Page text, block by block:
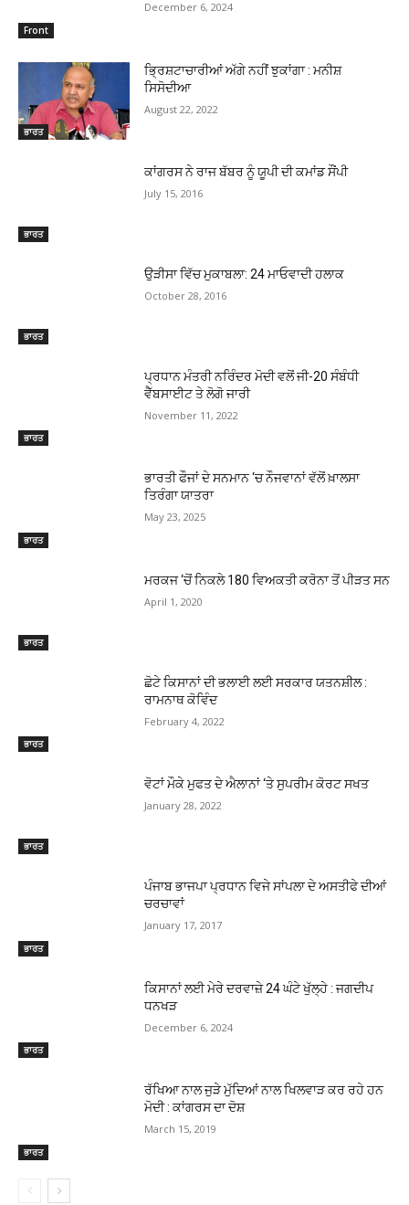
Front
December 6, 2024
ਭਾਰਤ
ਭਿ੍ਰਸ਼ਟਾਚਾਰੀਆਂ ਅੱਗੇ ਨਹੀਂ ਝੁਕਾਂਗਾ : ਮਨੀਸ਼
ਸਿਸੋਦੀਆ
August 22, 2022
ਭਾਰਤ
ਕਾਂਗਰਸ ਨੇ ਰਾਜ ਬੱਬਰ ਨੂੰ ਯੂਪੀ ਦੀ ਕਮਾਂਡ ਸੌਂਪੀ
July 15, 2016
ਭਾਰਤ
ਉੜੀਸਾ ਵਿੱਚ ਮੁਕਾਬਲਾ: 24 ਮਾਓਵਾਦੀ ਹਲਾਕ
October 28, 2016
ਭਾਰਤ
ਪ੍ਰਧਾਨ ਮੰਤਰੀ ਨਰਿੰਦਰ ਮੋਦੀ ਵਲੋਂ ਜੀ-20 ਸੰਬੰਧੀ
ਵੈੱਬਸਾਈਟ ਤੇ ਲੋਗੋ ਜਾਰੀ
November 11, 2022
ਭਾਰਤ
ਭਾਰਤੀ ਫੌਜਾਂ ਦੇ ਸਨਮਾਨ ‘ਚ ਨੌਜਵਾਨਾਂ ਵੱਲੋਂ ਖ਼ਾਲਸਾ
ਤਿਰੰਗਾ ਯਾਤਰਾ
May 23, 2025
ਭਾਰਤ
ਮਰਕਜ ‘ਚੋਂ ਨਿਕਲੇ 180 ਵਿਅਕਤੀ ਕਰੋਨਾ ਤੋਂ ਪੀੜਤ ਸਨ
April 1, 2020
ਭਾਰਤ
ਛੋਟੇ ਕਿਸਾਨਾਂ ਦੀ ਭਲਾਈ ਲਈ ਸਰਕਾਰ ਯਤਨਸ਼ੀਲ :
ਰਾਮਨਾਥ ਕੋਵਿੰਦ
February 4, 2022
ਭਾਰਤ
ਵੋਟਾਂ ਮੌਕੇ ਮੁਫਤ ਦੇ ਐਲਾਨਾਂ ‘ਤੇ ਸੁਪਰੀਮ ਕੋਰਟ ਸਖਤ
January 28, 2022
ਭਾਰਤ
ਪੰਜਾਬ ਭਾਜਪਾ ਪ੍ਰਧਾਨ ਵਿਜੇ ਸਾਂਪਲਾ ਦੇ ਅਸਤੀਫੇ ਦੀਆਂ
ਚਰਚਾਵਾਂ
January 17, 2017
ਭਾਰਤ
ਕਿਸਾਨਾਂ ਲਈ ਮੇਰੇ ਦਰਵਾਜ਼ੇ 24 ਘੰਟੇ ਖੁੱਲ੍ਹੇ : ਜਗਦੀਪ
ਧਨਖੜ
December 6, 2024
ਭਾਰਤ
ਰੱਖਿਆ ਨਾਲ ਜੁੜੇ ਮੁੱਦਿਆਂ ਨਾਲ ਖਿਲਵਾੜ ਕਰ ਰਹੇ ਹਨ
ਮੋਦੀ : ਕਾਂਗਰਸ ਦਾ ਦੋਸ਼
March 15, 2019